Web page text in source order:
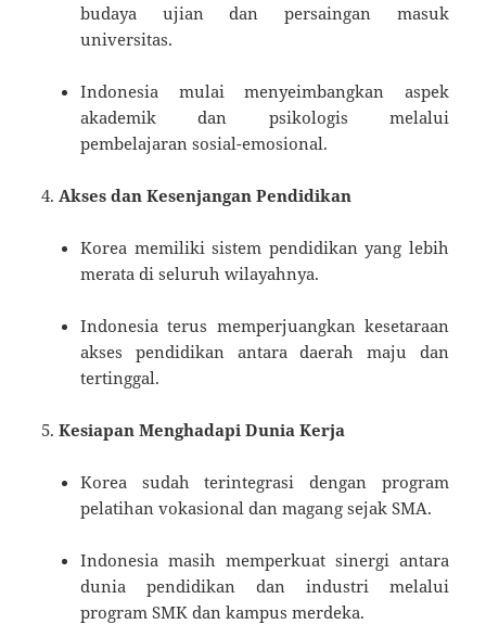
budaya ujian dan persaingan masuk
universitas.
Indonesia mulai menyeimbangkan aspek
akademik dan psikologis melalui
pembelajaran sosial-emosional.
Akses dan Kesenjangan Pendidikan
Korea memiliki sistem pendidikan yang lebih
merata di seluruh wilayahnya.
Indonesia terus memperjuangkan kesetaraan
akses pendidikan antara daerah maju dan
tertinggal.
Kesiapan Menghadapi Dunia Kerja
Korea sudah terintegrasi dengan program
pelatihan vokasional dan magang sejak SMA.
Indonesia masih memperkuat sinergi antara
dunia pendidikan dan industri melalui
program SMK dan kampus merdeka.